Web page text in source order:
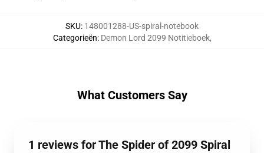
SKU: 148001288-US-spiral-notebook
Categorieën: Demon Lord 2099 Notitieboek,
What Customers Say
1 reviews for The Spider of 2099 Spiral